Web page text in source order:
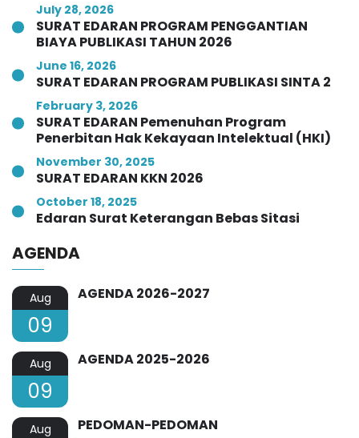
July 28, 2026
SURAT EDARAN PROGRAM PENGGANTIAN
BIAYA PUBLIKASI TAHUN 2026
June 16, 2026
SURAT EDARAN PROGRAM PUBLIKASI SINTA 2
February 3, 2026
SURAT EDARAN Pemenuhan Program
Penerbitan Hak Kekayaan Intelektual (HKI)
November 30, 2025
SURAT EDARAN KKN 2026
October 18, 2025
Edaran Surat Keterangan Bebas Sitasi
AGENDA
Aug
09
AGENDA 2026-2027
Aug
09
AGENDA 2025-2026
Aug PEDOMAN-PEDOMAN